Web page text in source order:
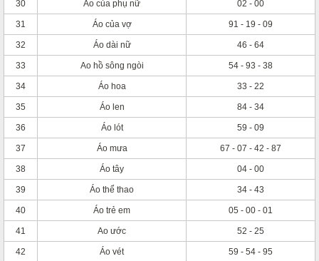
30 Áo của phụ nữ 02 - 00
31 Áo của vợ 91 - 19 - 09
32 Áo dài nữ 46 - 64
33 Ao hồ sông ngòi 54 - 93 - 38
34 Áo hoa 33 - 22
35 Áo len 84 - 34
36 Áo lót 59 - 09
37 Áo mưa 67 - 07 - 42 - 87
38 Áo tây 04 - 00
39 Áo thể thao 34 - 43
40 Áo trẻ em 05 - 00 - 01
41 Ao ước 52 - 25
42 Áo vét 59 - 54 - 95